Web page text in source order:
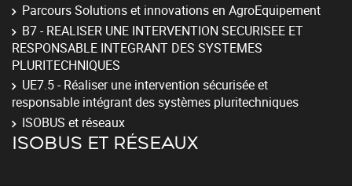
Parcours Solutions et innovations en AgroEquipement
B7 - REALISER UNE INTERVENTION SECURISEE ET
RESPONSABLE INTEGRANT DES SYSTEMES
PLURITECHNIQUES
UE7.5 - Réaliser une intervention sécurisée et
responsable intégrant des systèmes pluritechniques
ISOBUS et réseaux
ISOBUS ET RÉSEAUX